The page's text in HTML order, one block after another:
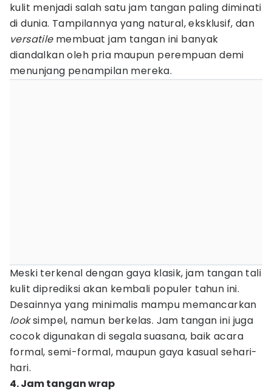
kulit menjadi salah satu jam tangan paling diminati
di dunia. Tampilannya yang natural, eksklusif, dan
versatilemembuat jam tangan ini banyak
diandalkan oleh pria maupun perempuan demi
menunjang penampilan mereka.
Meski terkenal dengan gaya klasik, jam tangan tali
kulit diprediksi akan kembali populer tahun ini.
Desainnya yang minimalis mampu memancarkan
looksimpel, namun berkelas. Jam tangan ini juga
cocok digunakan di segala suasana, baik acara
formal, semi-formal, maupun gaya kasual sehari-
hari.
4. Jam tangan wrap